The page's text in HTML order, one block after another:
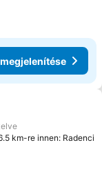
kedvencekhez
km-re innen: Radenci